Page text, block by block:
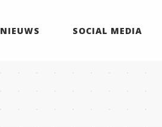
NIEUWS SOCIAL MEDIA